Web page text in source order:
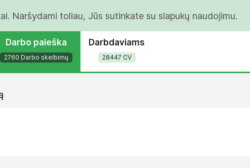
Naršydami toliau, Jūs sutinkate su slapukų naudojimu.
Darbo paieška
2760 Darbo skelbimų
Darbdaviams
28447 CV